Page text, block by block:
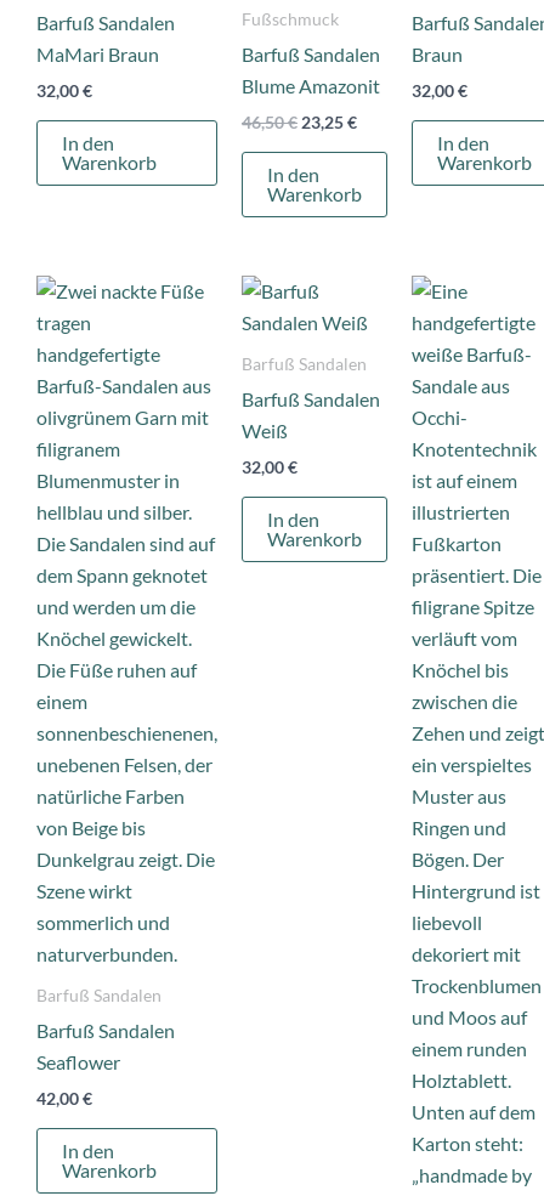
Barfuß Sandalen
MaMari Braun
32,00€
In den
Warenkorb
Fußschmuck
Barfuß Sandalen
Blume Amazonit
46,50€ 23,25€
In den
Warenkorb
Barfuß
Braun
32,00€
In den
Warenkorb
Barfuß Sandalen
Barfuß Sandalen
Seaflower
42,00€
In den
Warenkorb
Barfuß Sandalen
Barfuß Sandalen
Weiß
32,00€
In den
Warenkorb